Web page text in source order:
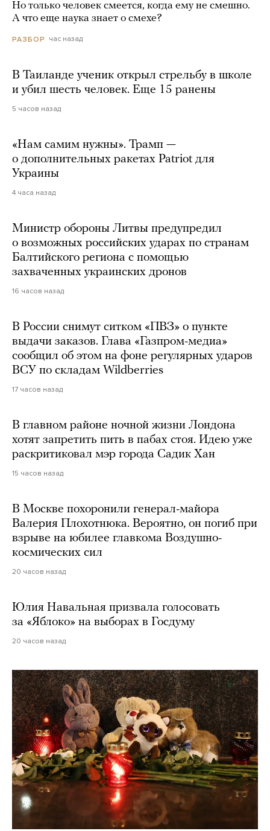
Но только человек смеется, когда ему не смешно.
А что еще наука знает о смехе?
РАЗБОР час назад
В Таиланде ученик открыл стрельбу в школе
и убил шесть человек. Еще 15 ранены
5 часов назад
«Нам самим нужны». Трамп —
о дополнительных ракетах Patriot для
Украины
4 часа назад
Министр обороны Литвы предупредил
о возможных российских ударах по странам
Балтийского региона с помощью
захваченных украинских дронов
16 часов назад
В России снимут ситком «ПВЗ» о пункте
выдачи заказов. Глава «Газпром-медиа»
сообщил об этом на фоне регулярных ударов
ВСУ по складам Wildberries
17 часов назад
В главном районе ночной жизни Лондона
хотят запретить пить в пабах стоя. Идею уже
раскритиковал мэр города Садик Хан
15 часов назад
В Москве похоронили генерал-майора
Валерия Плохотнюка. Вероятно, он погиб при
взрыве на юбилее главкома Воздушно-
космических сил
20 часов назад
Юлия Навальная призвала голосовать
за «Яблоко» на выборах в Госдуму
20 часов назад